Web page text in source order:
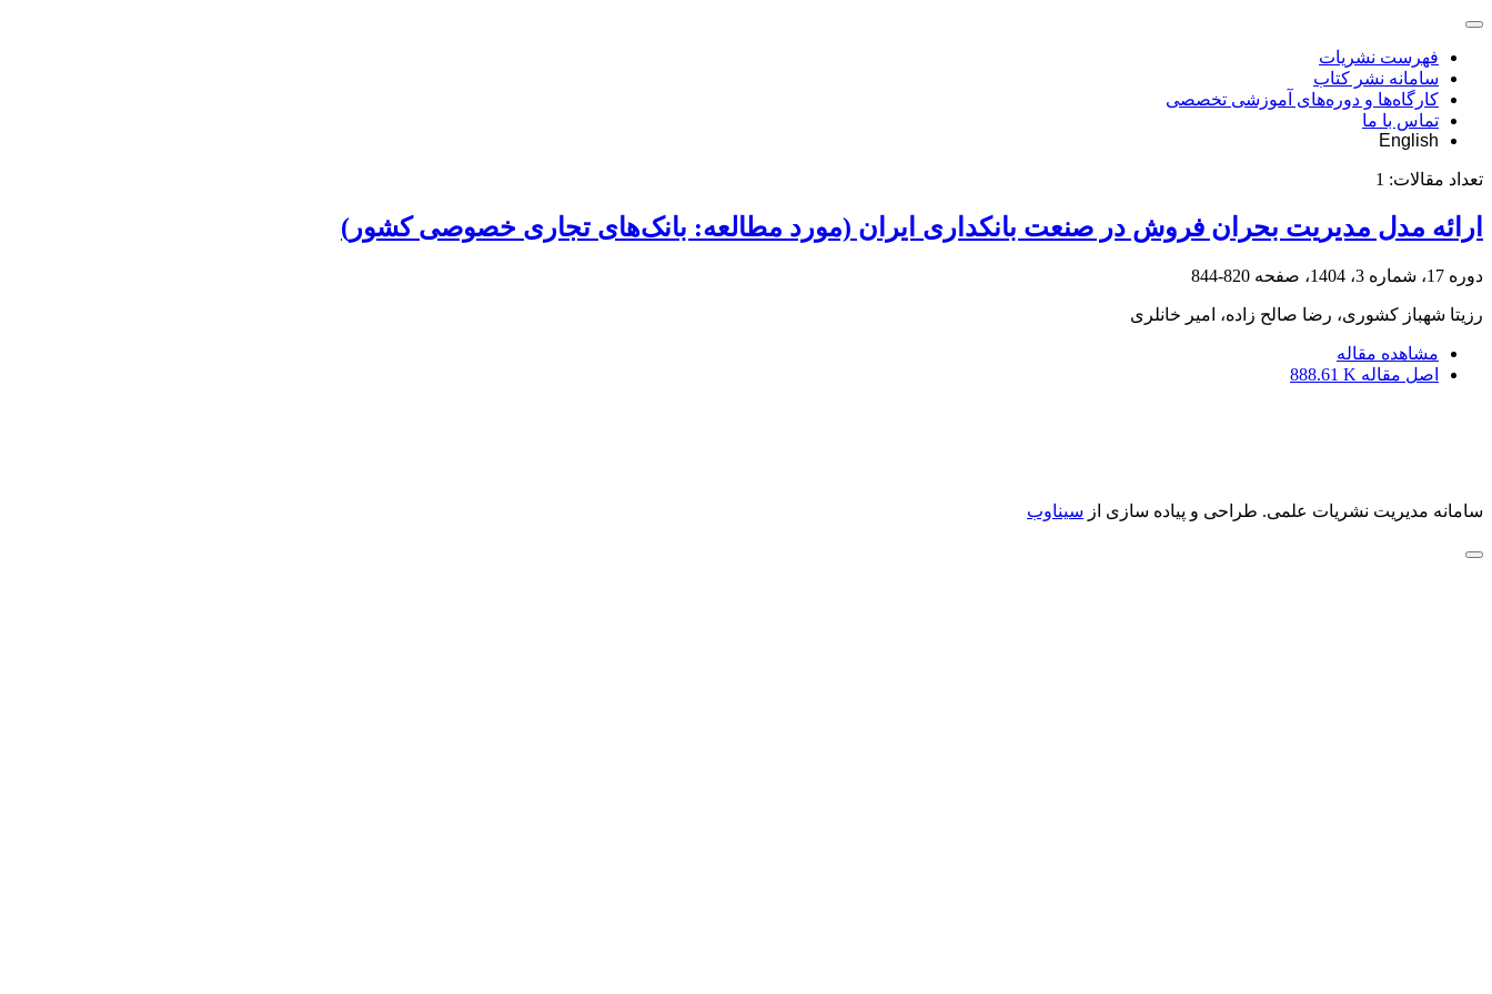
فهرست نشریات
سامانه نشر کتاب
کارگاه‌ها و دوره‌های آموزشی تخصصی
تماس با ما
English
تعداد مقالات: 1
ارائه مدل مدیریت بحران فروش در صنعت بانکداری ایران (مورد مطالعه: بانک‌‏های تجاری خصوصی کشور)
دوره 17، شماره 3، 1404، صفحه 820-844
رزیتا شهباز کشوری، رضا صالح زاده، امیر خانلری
مشاهده مقاله
اصل مقاله 888.61 K
سامانه مدیریت نشریات علمی. طراحی و پیاده سازی از سیناوب